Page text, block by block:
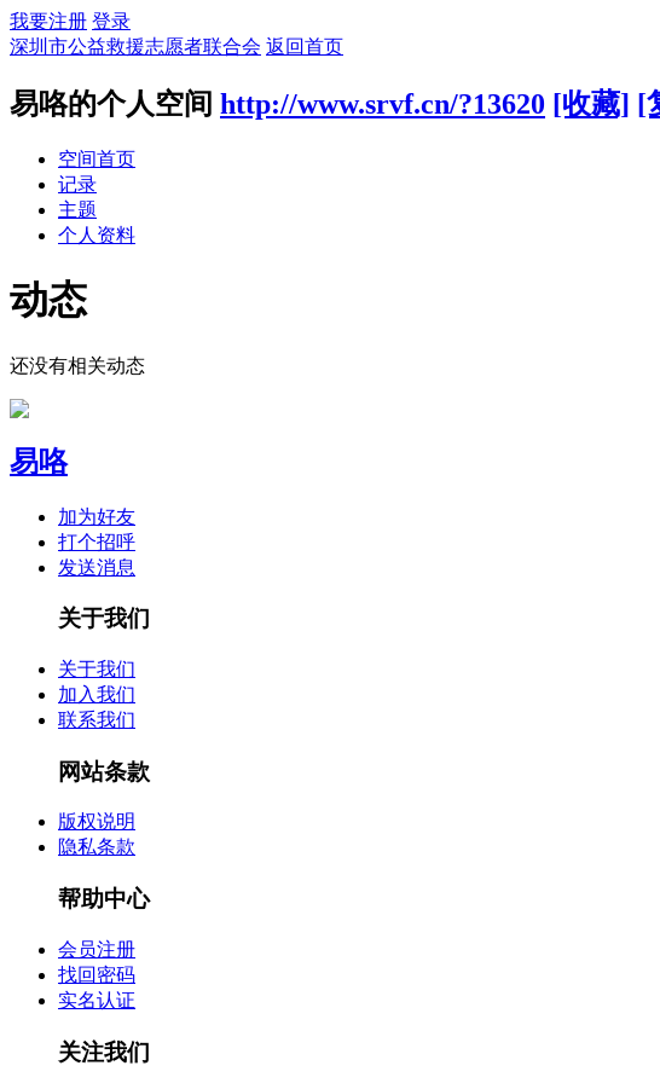
我要注册 登录
深圳市公益救援志愿者联合会 返回首页
易咯的个人空间 http://www.srvf.cn/?13620 [收藏] [
空间首页
记录
主题
个人资料
动态
还没有相关动态
易咯
加为好友
打个招呼
发送消息
关于我们
关于我们
加入我们
联系我们
网站条款
版权说明
隐私条款
帮助中心
会员注册
找回密码
实名认证
关注我们